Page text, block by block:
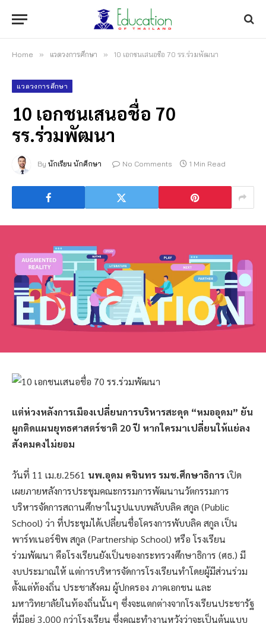
Home » แวดวงการศึกษา » 10 เอกชนเสนอชื่อ 70 รร.ร่วมพัฒนา
แวดวงการศึกษา
10 เอกชนเสนอชื่อ 70
รร.ร่วมพัฒนา
By นักเรียน นักศึกษา No Comments 1 Min Read
แต่ห่วงหลังการเมืองเปลี่ยนการบริหารสะดุด “หมออุดม” ยัน
ผูกติดแผนยุทธศาสตร์ชาติ 20 ปี หากใครมาเปลี่ยนให้แย่ลง
สังคมคงไม่ยอม
วันที่ 11 เม.ย.2561 นพ.อุดม คชินทร รมช.ศึกษาธิการเปิด
เผยภายหลังการประชุมคณะกรรมการพัฒนานวัตกรรมการ
บริหารจัดการสถานศึกษาในรูปแบบพลับบลิค สกูล (Public
School) ว่า ที่ประชุมได้เปลี่ยนชื่อโครงการพับบลิค สกูล เป็น
พาร์ทเนอร์ชิพ สกูล (Partnership School) หรือ โรงเรียน
ร่วมพัฒนา คือโรงเรียนยังเป็นของกระทรวงศึกษาธิการ (ศธ.) มี
งบประมาณให้ แต่การบริหารจัดการโรงเรียนทำโดยผู้มีส่วนร่วม
ตั้งแต่ท้องถิ่น ประชาสังคม ผู้ปกครอง ภาคเอกชน และ
มหาวิทยาลัยในท้องถิ่นนั้นๆ ซึ่งจะแตกต่างจากโรงเรียนประชารัฐ
ที่มีอยู่ 3,000 กว่าโรงเรียน ซึ่งคณะทำงานหวังว่าจะเป็นต้นแบบ